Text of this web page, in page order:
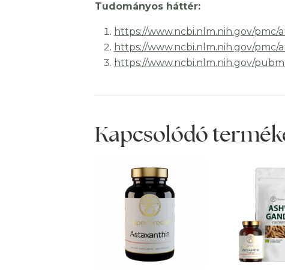
Tudományos háttér:
https://www.ncbi.nlm.nih.gov/pmc/
https://www.ncbi.nlm.nih.gov/pmc/
https://www.ncbi.nlm.nih.gov/
Kapcsolódó